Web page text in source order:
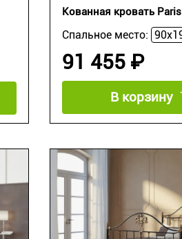
Кованная кровать Paris
Спальное место:
91 455 ₽
В корзину